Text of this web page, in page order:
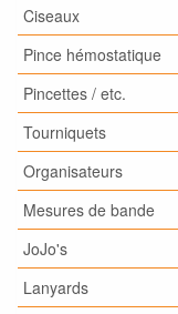
Ciseaux
Pince hémostatique
Pincettes / etc.
Tourniquets
Organisateurs
Mesures de bande
JoJo's
Lanyards